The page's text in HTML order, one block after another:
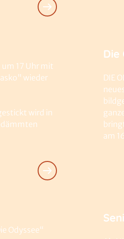
17 Uhr mit
wieder
wird in
Die
DIE
am
Odyssee“